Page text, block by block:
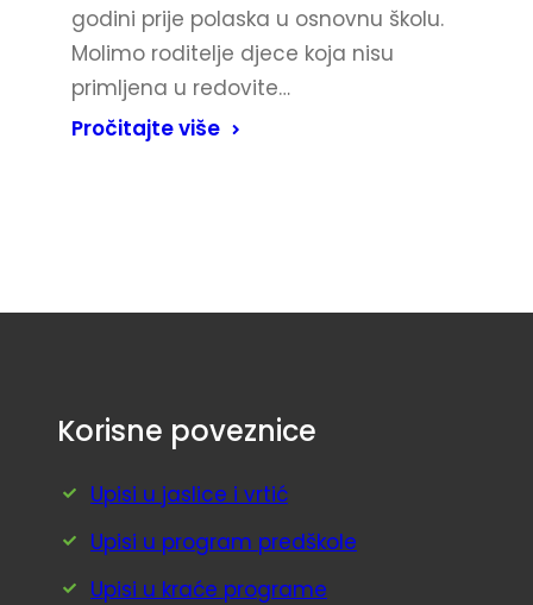
godini prije polaska u osnovnu školu.
Molimo roditelje djece koja nisu
primljena u redovite…
Pročitajte više
Korisne poveznice
Upisi u jaslice i vrtić
Upisi u program predškole
Upisi u kraće programe